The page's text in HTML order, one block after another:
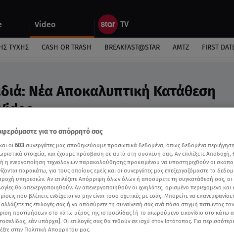
Video
ΤΎΧΗΣ CASH OR TRASH BREAKFAST@STAR ΑΜΤΖ FIRST
Νέα Αποκαλυπτική Κατάθεση
Της Τζωρτζίνας
για το απόρρητό σας
οι 603 συνεργάτες μας αποθηκεύουμε προσωπικά δεδομένα, όπως δεδομένα
στοιχεία, και έχουμε πρόσβαση σε αυτά στη συσκευή σας. Αν επιλέξετε Αποδοχή,
η ενεργοποίηση τεχνολογιών παρακολούθησης προκειμένου να υποστηριχθούν οι
παρακάτω, για τους οποίους εμείς και οι συνεργάτες μας επεξεργαζόμαστε τα
υπηρεσιών. Αν επιλέξετε Απόρριψη όλων όλων ή αποσύρετε τη συγκατάθεσή σας, οι
θα απενεργοποιηθούν. Αν απενεργοποιηθούν οι ιχνηλάτες, ορισμένο περιεχόμενο και
που βλέπετε ενδέχεται να μην είναι τόσο σχετικές με εσάς. Μπορείτε να
αλλάξετε τις επιλογές σας ή να αποσύρετε τη συναίνεσή σας ανά πάσα στιγμή πατώντας
προτιμήσεων στο κάτω μέρος της ιστοσελίδας [ή το αιωρούμενο εικονίδιο στο κάτω
εάν υπάρχει]. Οι επιλογές σας θα τεθούν σε ισχύ στον Ιστότοπος. Για
στην Πολιτική Απορρήτου μας.